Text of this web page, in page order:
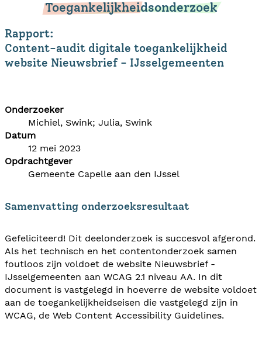
Toegankelijkheidsonderzoek
Rapport:
Content-audit digitale toegankelijkheid
website Nieuwsbrief - IJsselgemeenten
Onderzoeker
Michiel, Swink; Julia, Swink
Datum
12 mei 2023
Opdrachtgever
Gemeente Capelle aan den IJssel
Samenvatting onderzoeksresultaat
Gefeliciteerd! Dit deelonderzoek is succesvol afgerond.
Als het technisch en het contentonderzoek samen
foutloos zijn voldoet de website Nieuwsbrief -
IJsselgemeenten aan WCAG 2.1 niveau AA. In dit
document is vastgelegd in hoeverre de website voldoet
aan de toegankelijkheidseisen die vastgelegd zijn in
WCAG, de Web Content Accessibility Guidelines.